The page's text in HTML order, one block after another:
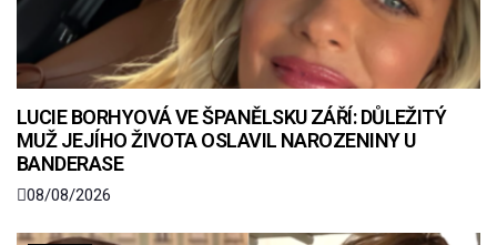
LUCIE BORHYOVÁ VE ŠPANĚLSKU ZÁŘÍ: DŮLEŽITÝ
MUŽ JEJÍHO ŽIVOTA OSLAVIL NAROZENINY U
BANDERASE
08/08/2026